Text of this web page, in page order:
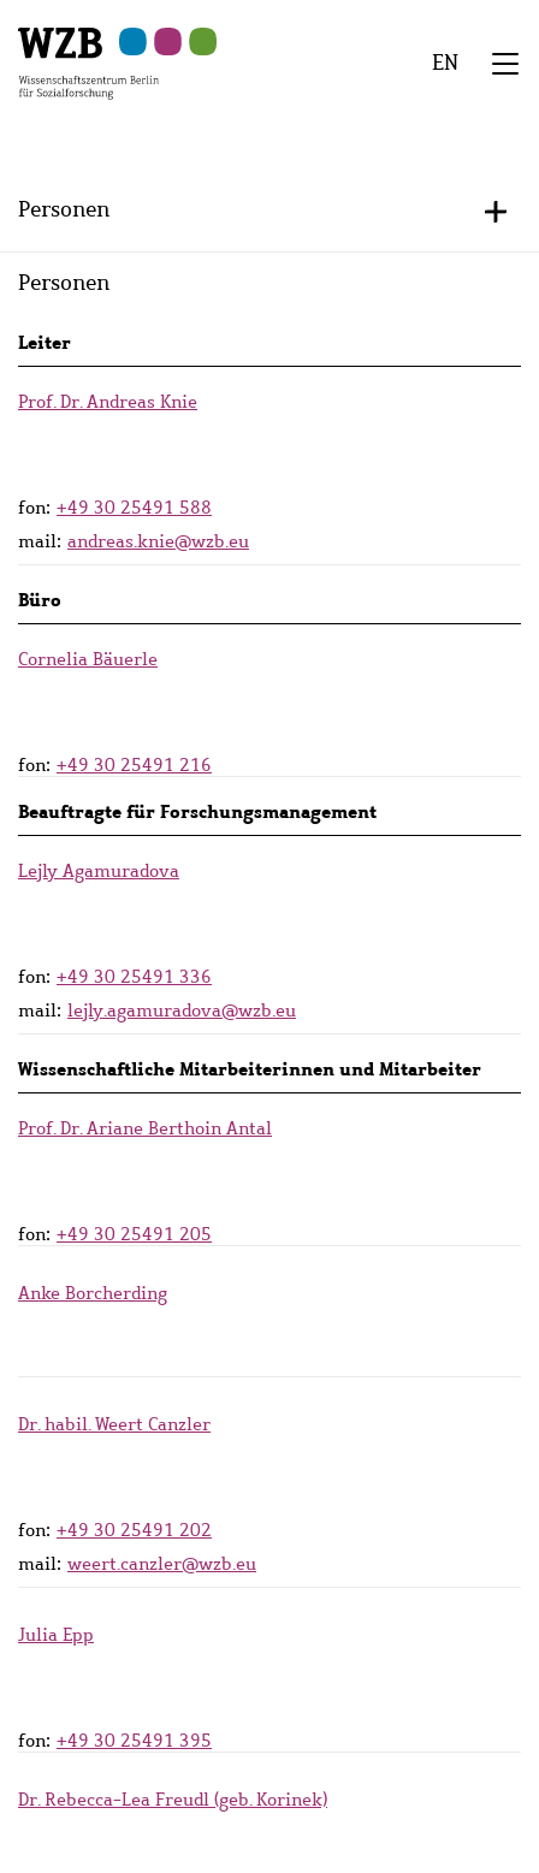
Hauptinhalt
springen
Navigation
springen
Suche
springen
Sekundärnavigation
springen
Fußzeile
springen
EN
Personen +/-
Personen
Persons
lists
Leiter
Prof. Dr. Andreas Knie
fon: +49 30 25491 588
mail: andreas.knie@wzb.eu
Büro
Cornelia Bäuerle
fon: +49 30 25491 216
Beauftragte für Forschungsmanagement
Lejly Agamuradova
fon: +49 30 25491 336
mail: lejly.agamuradova@wzb.eu
Wissenschaftliche Mitarbeiterinnen und Mitarbeiter
Prof. Dr. Ariane Berthoin Antal
fon: +49 30 25491 205
Anke Borcherding
Dr. habil. Weert Canzler
fon: +49 30 25491 202
mail: weert.canzler@wzb.eu
Julia Epp
fon: +49 30 25491 395
Dr. Rebecca-Lea Freudl (geb. Korinek)